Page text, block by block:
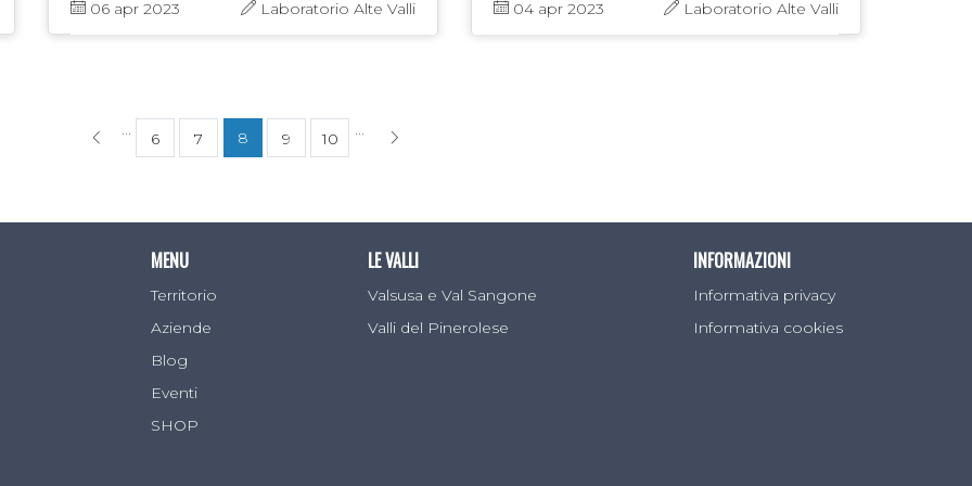
natura e curiosità. In accordo con gli
06 apr 2023 Laboratorio Alte Valli 04 apr 2023 Laboratorio Alte Valli
6 7 8 9 10
MENU
Territorio
Aziende
Blog
Eventi
SHOP
LE VALLI
Valsusa e Val Sangone
Valli del Pinerolese
INFORMAZIONI
Informativa privacy
Informativa cookies